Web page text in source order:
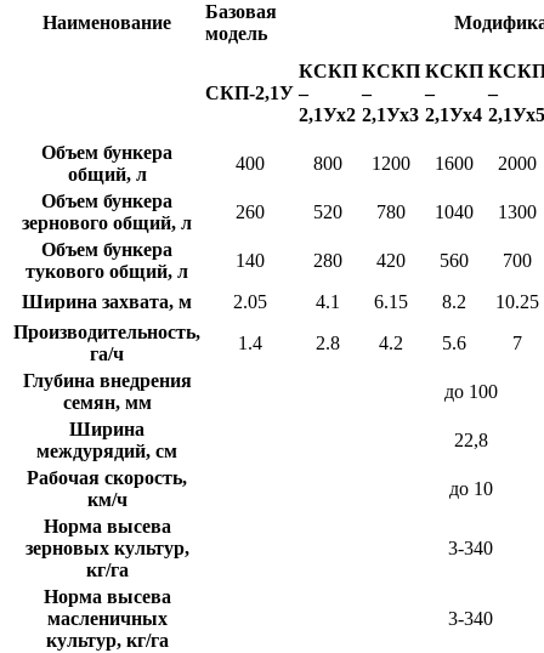
Наименование
Базовая
модель
СКП-2,1У
КСКП
–
2,1Ух2
КСКП
–
2,1Ух3
КСКП
–
2,1Ух4
–
2,1Ух5
Объем бункера
общий, л
400 800 1200 1600
2000
Объем бункера
зернового общий, л
260 520 780 1040
1300
Объем бункера
тукового общий, л
140 280 420 560
700
Ширина захвата, м
2.05 4.1 6.15 8.2
10.25
Производительность,
га/ч
1.4 2.8 4.2 5.6
7
Глубина внедрения
семян, мм
до 100
Ширина
междурядий, см
22,8
Рабочая скорость,
км/ч
до 10
Норма высева
зерновых культур,
кг/га
3-340
Норма высева
масленичных
культур, кг/га
3-340